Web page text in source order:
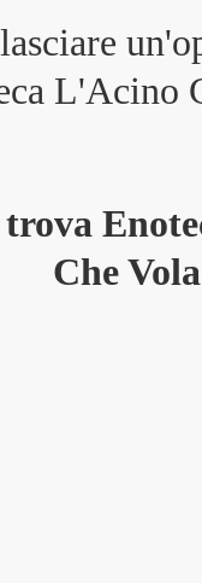
L'Acino
trova
Che Vola